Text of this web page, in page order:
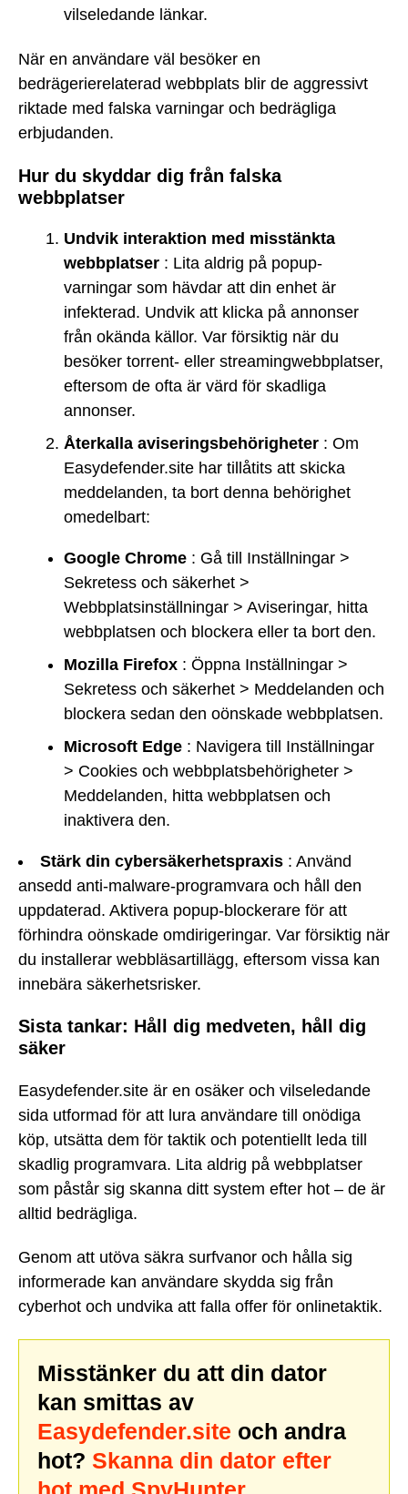
vilseledande länkar.
När en användare väl besöker en
bedrägerierelaterad webbplats blir de aggressivt
riktade med falska varningar och bedrägliga
erbjudanden.
Hur du skyddar dig från falska
webbplatser
Undvik interaktion med misstänkta
webbplatser : Lita aldrig på popup-
varningar som hävdar att din enhet är
infekterad. Undvik att klicka på annonser
från okända källor. Var försiktig när du
besöker torrent- eller streamingwebbplatser,
eftersom de ofta är värd för skadliga
annonser.
Återkalla aviseringsbehörigheter : Om
Easydefender.site har tillåtits att skicka
meddelanden, ta bort denna behörighet
omedelbart:
Google Chrome : Gå till Inställningar >
Sekretess och säkerhet >
Webbplatsinställningar > Aviseringar, hitta
webbplatsen och blockera eller ta bort den.
Mozilla Firefox : Öppna Inställningar >
Sekretess och säkerhet > Meddelanden och
blockera sedan den oönskade webbplatsen.
Microsoft Edge : Navigera till Inställningar
> Cookies och webbplatsbehörigheter >
Meddelanden, hitta webbplatsen och
inaktivera den.
Stärk din cybersäkerhetspraxis : Använd
ansedd anti-malware-programvara och håll den
uppdaterad. Aktivera popup-blockerare för att
förhindra oönskade omdirigeringar. Var försiktig när
du installerar webbläsartillägg, eftersom vissa kan
innebära säkerhetsrisker.
Sista tankar: Håll dig medveten, håll dig
säker
Easydefender.site är en osäker och vilseledande
sida utformad för att lura användare till onödiga
köp, utsätta dem för taktik och potentiellt leda till
skadlig programvara. Lita aldrig på webbplatser
som påstår sig skanna ditt system efter hot – de är
alltid bedrägliga.
Genom att utöva säkra surfvanor och hålla sig
informerade kan användare skydda sig från
cyberhot och undvika att falla offer för onlinetaktik.
Misstänker du att din dator
kan smittas av
Easydefender.site och andra
hot? Skanna din dator efter